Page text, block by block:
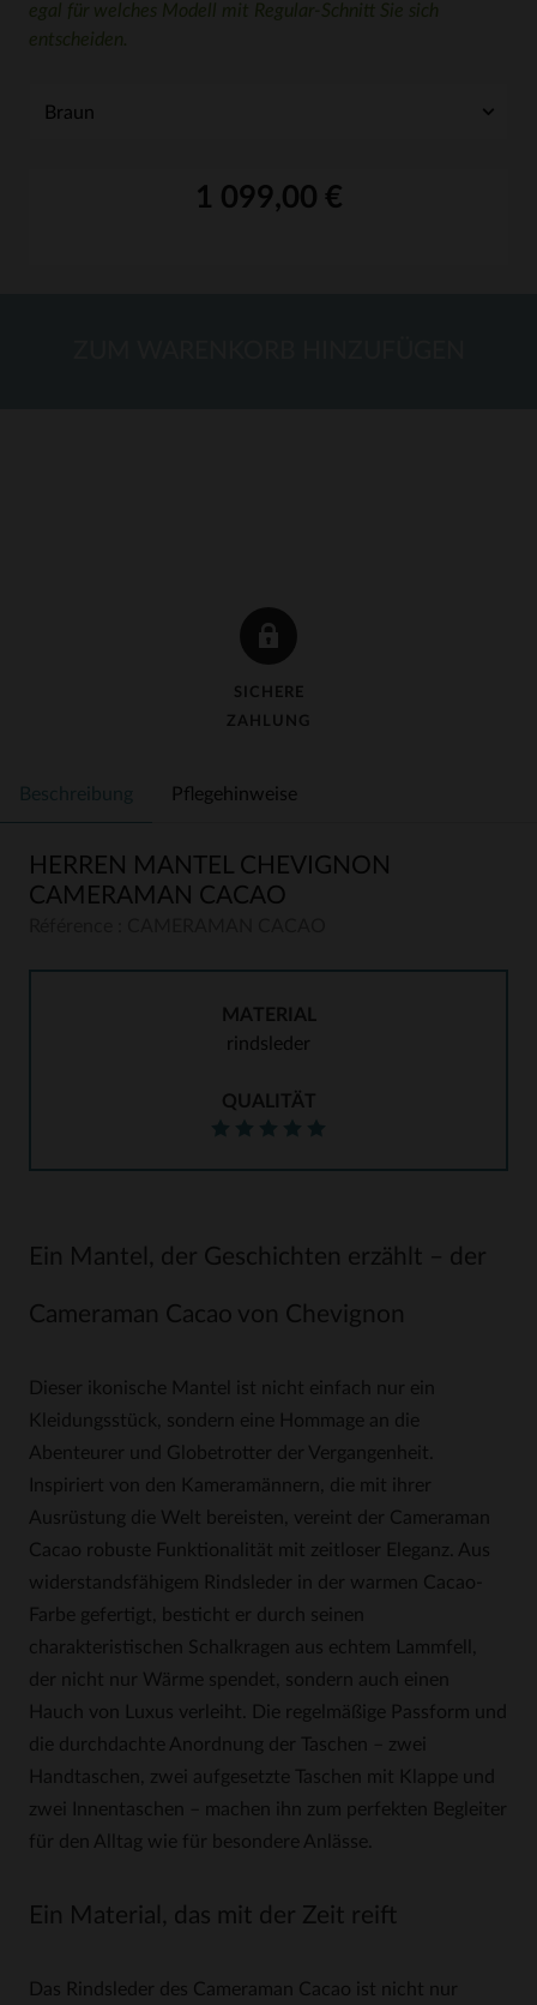
egal für welches Modell mit Regular-Schnitt Sie sich
entscheiden.
1 099,00 €
SICHERE
ZAHLUNG
Beschreibung Pflegehinweise
HERREN MANTEL CHEVIGNON
CAMERAMAN CACAO
MATERIAL
rindsleder
QUALITÄT
Ein Mantel, der Geschichten erzählt – der
Cameraman Cacao von Chevignon
Dieser ikonische Mantel ist nicht einfach nur ein
Kleidungsstück, sondern eine Hommage an die
Abenteurer und Globetrotter der Vergangenheit.
Inspiriert von den Kameramännern, die mit ihrer
Ausrüstung die Welt bereisten, vereint der Cameraman
Cacao robuste Funktionalität mit zeitloser Eleganz. Aus
widerstandsfähigem Rindsleder in der warmen Cacao-
Farbe gefertigt, besticht er durch seinen
charakteristischen Schalkragen aus echtem Lammfell,
der nicht nur Wärme spendet, sondern auch einen
Hauch von Luxus verleiht. Die regelmäßige Passform und
die durchdachte Anordnung der Taschen – zwei
Handtaschen, zwei aufgesetzte Taschen mit Klappe und
zwei Innentaschen – machen ihn zum perfekten Begleiter
für den Alltag wie für besondere Anlässe.
Ein Material, das mit der Zeit reift
Das Rindsleder des Cameraman Cacao ist nicht nur